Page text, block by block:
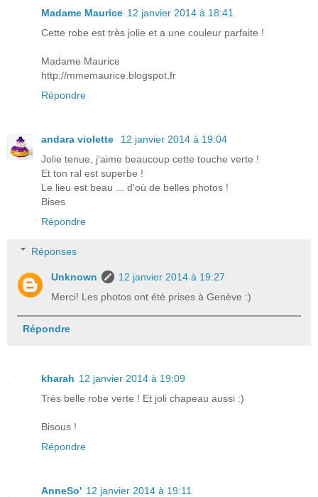
Madame Maurice 12 janvier 2014 à 18:41
Cette robe est très jolie et a une couleur parfaite !
Madame Maurice
http://mmemaurice.blogspot.fr
Répondre
andara violette
12 janvier 2014 à 19:04
Jolie tenue, j'aime beaucoup cette touche verte !
Et ton ral est superbe !
Le lieu est beau ... d'où de belles photos !
Bises
Répondre
Réponses
Unknown
12 janvier 2014 à 19:27
Merci! Les photos ont été prises à Genève :)
Répondre
kharah 12 janvier 2014 à 19:09
Très belle robe verte ! Et joli chapeau aussi :)
Bisous !
Répondre
AnneSo' 12 janvier 2014 à 19:11